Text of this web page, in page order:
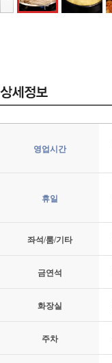
영업시간
휴일
좌석/룸/기타
금연석
화장실
주차